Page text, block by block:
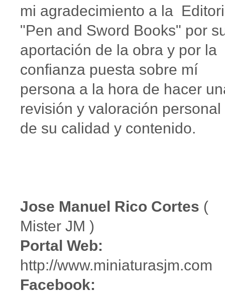
mi agradecimiento a la
"Pen and Sword Books" por
aportación de la obra y por la
confianza puesta sobre mí
persona a la hora de hacer
revisión y valoración personal
de su calidad y contenido.
Jose Manuel Rico Cortes (
Mister JM )
Portal Web:
http://www.miniaturasjm.com
Facebook: